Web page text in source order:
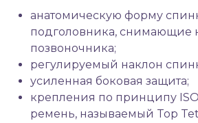
анатомическую форму
подголовника, снимающие
позвоночника;
регулируемый наклон
усиленная боковая защита;
крепления по принципу
ремень, называемый Top